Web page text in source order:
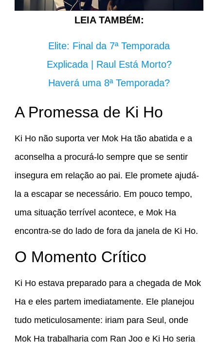
LEIA TAMBÉM:
Elite: Final da 7ª Temporada
Explicada | Raul Está Morto?
Haverá uma 8ª Temporada?
A Promessa de Ki Ho
Ki Ho não suporta ver Mok Ha tão abatida e a
aconselha a procurá-lo sempre que se sentir
insegura em relação ao pai. Ele promete ajudá-
la a escapar se necessário. Em pouco tempo,
uma situação terrível acontece, e Mok Ha
encontra-se do lado de fora da janela de Ki Ho.
O Momento Crítico
Ki Ho estava preparado para a chegada de Mok
Ha e eles partem imediatamente. Ele planejou
tudo meticulosamente: iriam para Seul, onde
Mok Ha trabalharia com Ran Joo e Ki Ho seria